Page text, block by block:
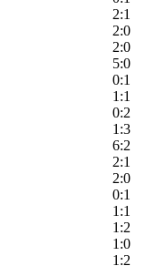
2:1
2:0
2:0
5:0
0:1
1:1
0:2
1:3
6:2
2:1
2:0
0:1
1:1
1:2
1:0
1:2